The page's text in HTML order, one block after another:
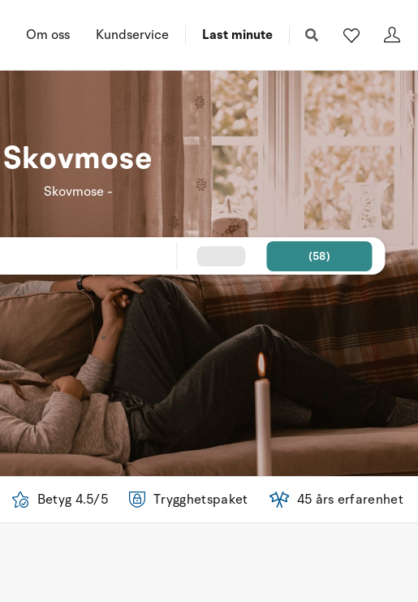
Om oss Kundservice Last minute
(58)
Skovmose
Skovmose -
Betyg 4.5/5 Trygghetspaket 45 års erfarenhet